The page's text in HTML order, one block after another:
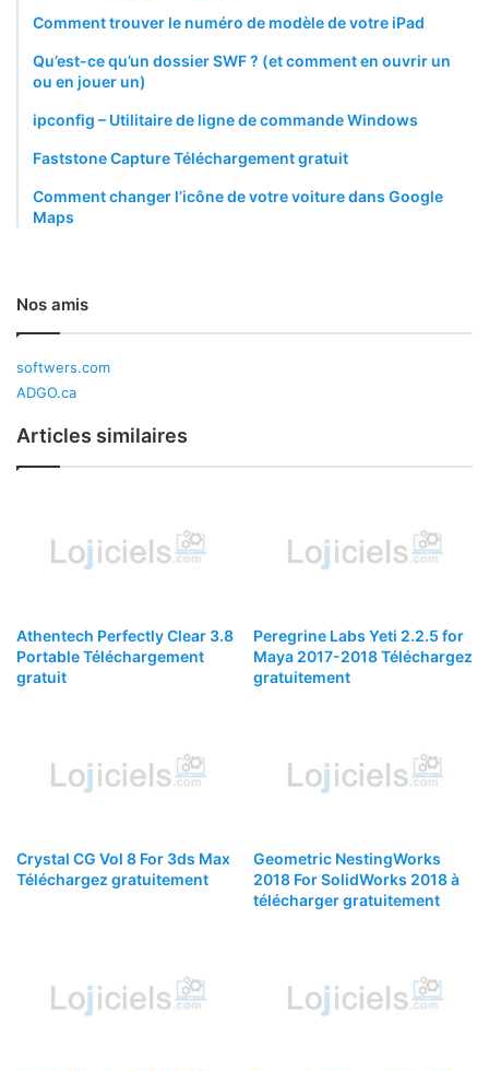
Comment trouver le numéro de modèle de votre iPad
Qu’est-ce qu’un dossier SWF ? (et comment en ouvrir un
ou en jouer un)
ipconfig – Utilitaire de ligne de commande Windows
Faststone Capture Téléchargement gratuit
Comment changer l’icône de votre voiture dans Google
Maps
Nos amis
softwers.com
ADGO.ca
Articles similaires
Athentech Perfectly Clear 3.8
Portable Téléchargement
gratuit
Peregrine Labs Yeti 2.2.5 for
Maya 2017-2018 Téléchargez
gratuitement
Crystal CG Vol 8 For 3ds Max
Téléchargez gratuitement
Geometric NestingWorks
2018 For SolidWorks 2018 à
télécharger gratuitement